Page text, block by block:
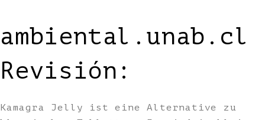
ambiental.unab.cl
Revisión:
Kamagra Jelly ist eine Alternative zu